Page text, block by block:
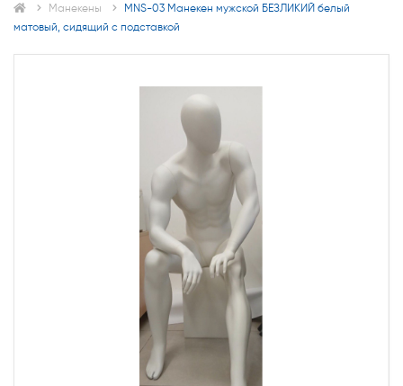
Манекены
MNS-03 Манекен мужской БЕЗЛИКИЙ белый
матовый, сидящий с подставкой